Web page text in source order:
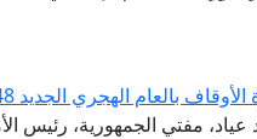
بالعام الهجري الجديد 1448هـ
مفتي الجمهورية، رئيس